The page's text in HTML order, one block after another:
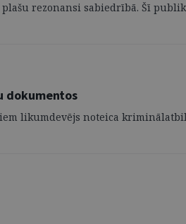
rezonansi sabiedrībā. Šī
dokumentos
likumdevējs noteica